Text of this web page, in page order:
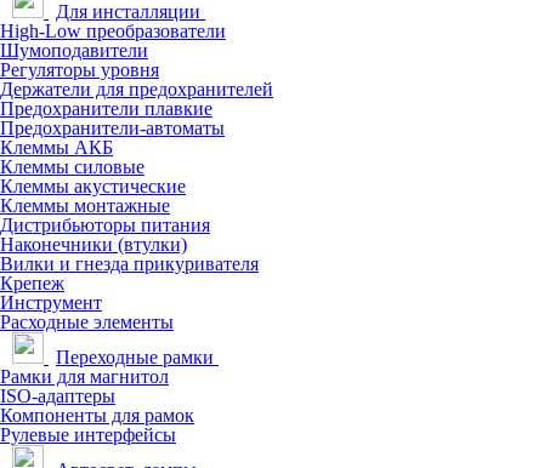
Для инсталляции
High-Low преобразователи
Шумоподавители
Регуляторы уровня
Держатели для предохранителей
Предохранители плавкие
Предохранители-автоматы
Клеммы АКБ
Клеммы силовые
Клеммы акустические
Клеммы монтажные
Дистрибьюторы питания
Наконечники (втулки)
Вилки и гнезда прикуривателя
Крепеж
Инструмент
Расходные элементы
Переходные рамки
Рамки для магнитол
ISO-адаптеры
Компоненты для рамок
Рулевые интерфейсы